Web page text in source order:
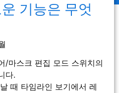
기능은 무엇
/마스크 편집 모드 스위치의
다.
때 타임라인 보기에서 레